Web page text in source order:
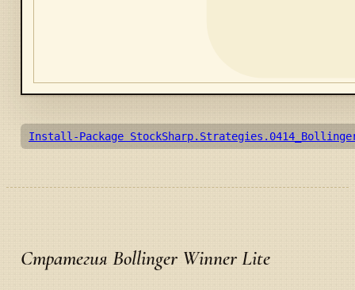
Install-Package
Стратегия Bollinger Winner Lite